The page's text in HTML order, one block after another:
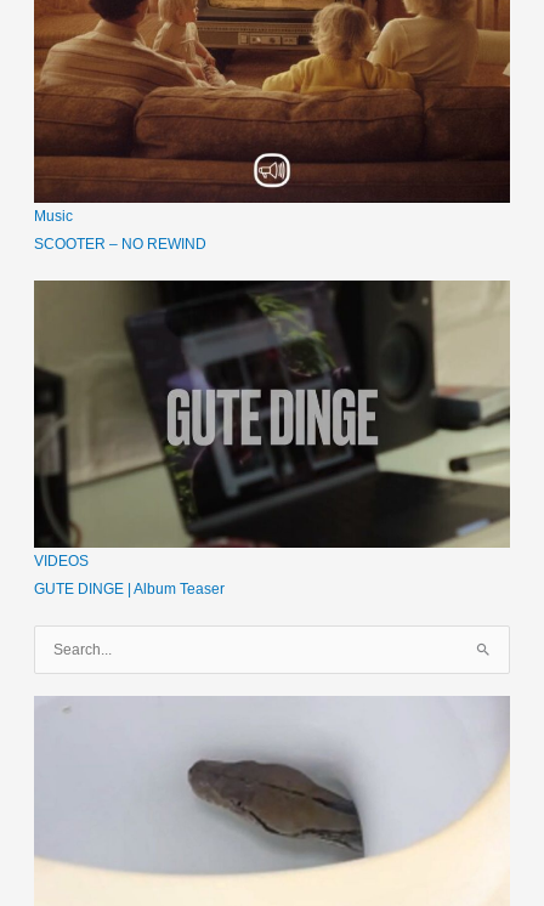
Music
SCOOTER – NO REWIND
VIDEOS
GUTE DINGE | Album Teaser
c
c